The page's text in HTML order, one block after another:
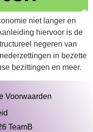
niet langer en
hiervoor is de
negeren van
in bezette
bezittingen en meer.
Voorwaarden
TeamB